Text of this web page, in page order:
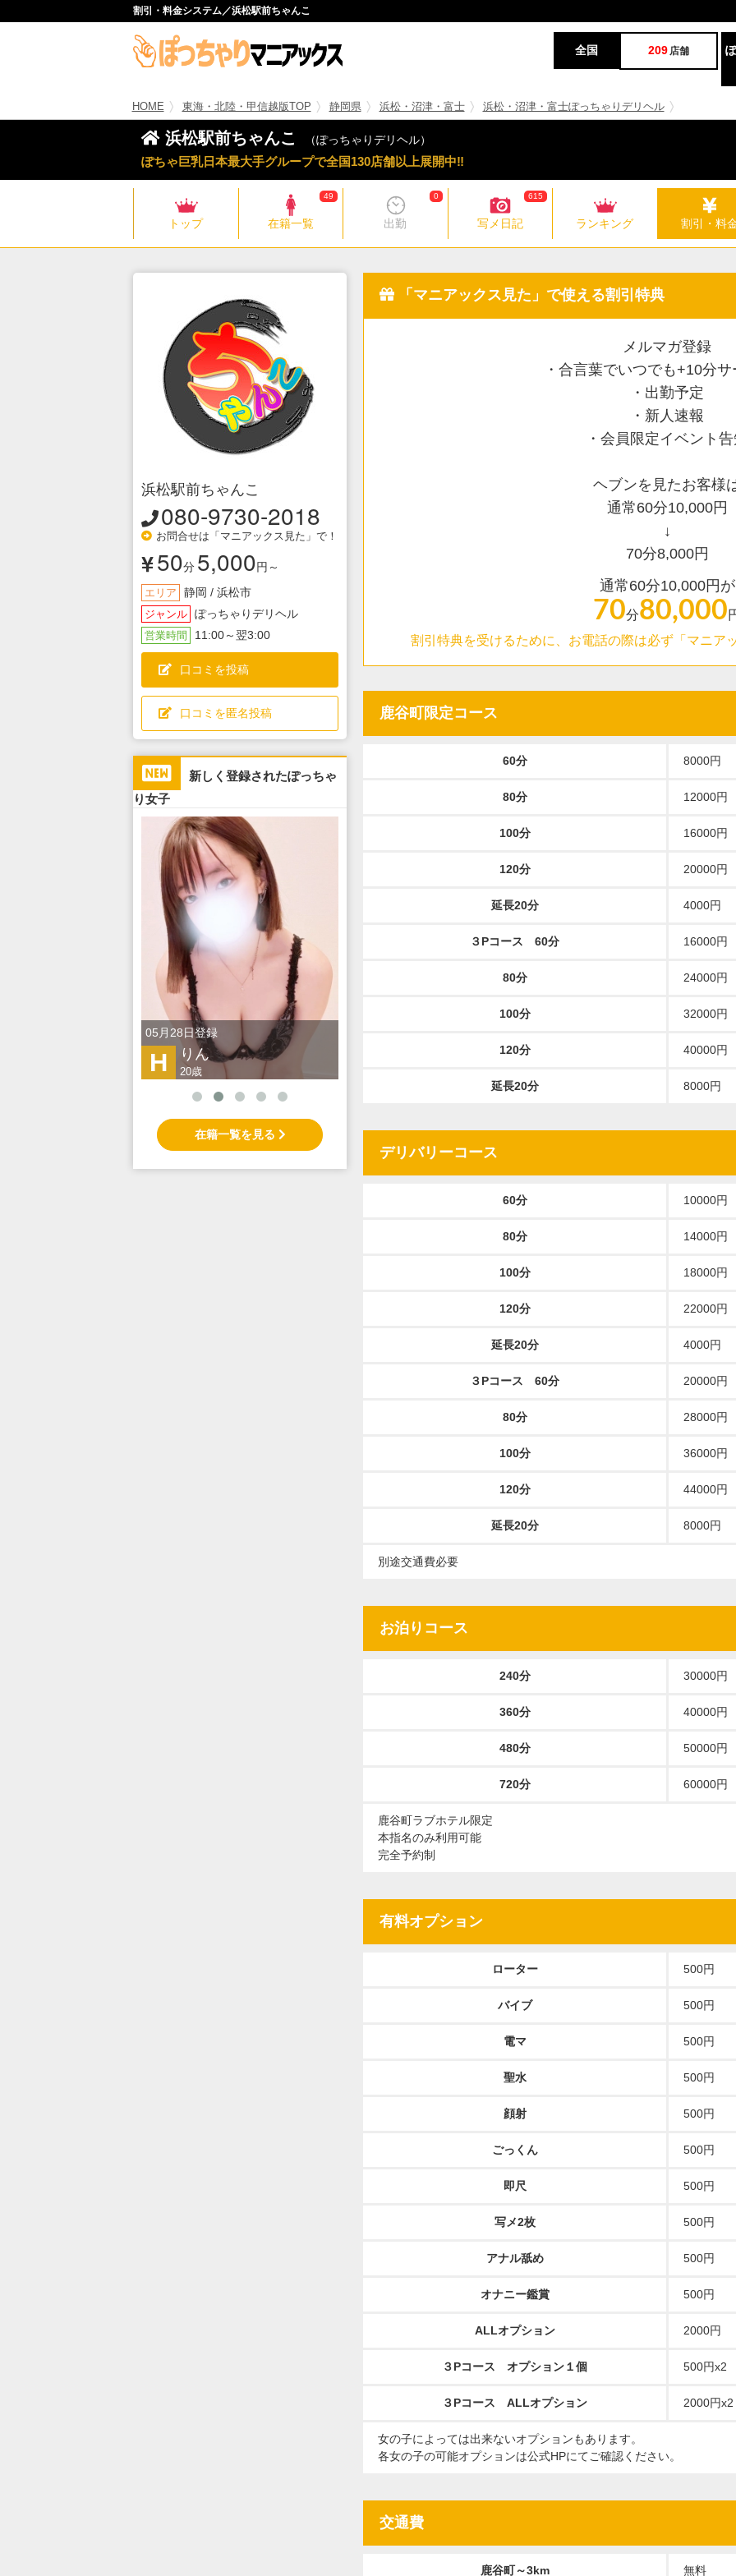
割引・料金システム／浜松駅前ちゃんこ
全国 209 店舗
HOME 東海・北陸・甲信越版TOP 静岡県 浜松・沼津・富士 浜松・沼津・富士ぽっちゃりデリヘル
浜松駅前ちゃんこ （ぽっちゃりデリヘル）
ぽちゃ巨乳日本最大手グループで全国130店舗以上展開中‼
トップ 在籍一覧
49
出勤
0
写メ日記
615
ランキング 割引・料
浜松駅前ちゃんこ
080-9730-2018
お問合せは「マニアックス見た」で！
50分 5,000円～
エリア 静岡 / 浜松市
ジャンル ぽっちゃりデリヘル
営業時間 11:00～翌3:00
口コミを投稿
口コミを匿名投稿
新しく登録されたぽっちゃ
り女子
05月28日登録
H りん
20歳
在籍一覧を見る
「マニアックス見た」で使える割引特典
メルマガ登録
・合言葉でいつでも+10分サ
・出勤予定
・新人速報
・会員限定イベント
ヘブンを見たお客様
通常60分10,000円
↓
70分8,000円
通常60分10,000円が
70分80,000
割引特典を受けるために、お電話の際は必ず「マニア
鹿谷町限定コース
60分 8000円
80分 12000円
100分 16000円
120分 20000円
延長20分 4000円
３Pコース 60分 16000円
80分 24000円
100分 32000円
120分 40000円
延長20分 8000円
デリバリーコース
60分 10000円
80分 14000円
100分 18000円
120分 22000円
延長20分 4000円
３Pコース 60分 20000円
80分 28000円
100分 36000円
120分 44000円
延長20分 8000円
別途交通費必要
お泊りコース
240分 30000円
360分 40000円
480分 50000円
720分 60000円
鹿谷町ラブホテル限定
本指名のみ利用可能
完全予約制
有料オプション
ローター 500円
バイブ 500円
電マ 500円
聖水 500円
顔射 500円
ごっくん 500円
即尺 500円
写メ2枚 500円
アナル舐め 500円
オナニー鑑賞 500円
ALLオプション 2000円
３Pコース オプション１個 500円x2
３Pコース ALLオプション 2000円x2
女の子によっては出来ないオプションもあります。
各女の子の可能オプションは公式HPにてご確認ください。
交通費
鹿谷町～3km 無料